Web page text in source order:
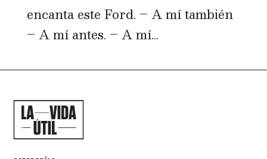
encanta este Ford. – A mí también
– A mí antes. – A mí...